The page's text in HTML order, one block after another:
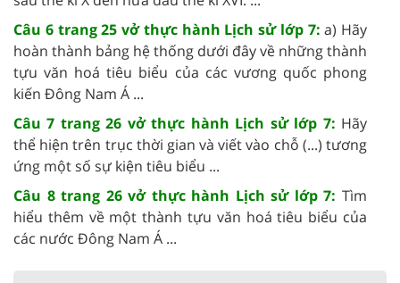
Câu 6 trang 25 vở thực hành Lịch sử lớp 7:a) Hãy
hoàn thành bảng hệ thống dưới đây về những thành
tựu văn hoá tiêu biểu của các vương quốc phong
kiến Đông Nam Á ...
Câu 7 trang 26 vở thực hành Lịch sử lớp 7: Hãy
thể hiện trên trục thời gian và viết vào chỗ (...) tương
ứng một số sự kiện tiêu biểu ...
Câu 8 trang 26 vở thực hành Lịch sử lớp 7: Tìm
hiểu thêm về một thành tựu văn hoá tiêu biểu của
các nước Đông Nam Á ...